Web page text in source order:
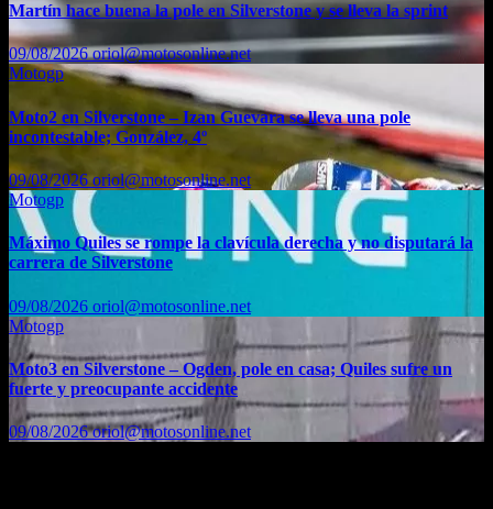
Martín hace buena la pole en Silverstone y se lleva la sprint
09/08/2026oriol@motosonline.net
Motogp
Moto2 en Silverstone – Izan Guevara se lleva una pole
incontestable; González, 4º
09/08/2026 oriol@motosonline.net
Motogp
Máximo Quiles se rompe la clavícula derecha y no disputará la
carrera de Silverstone
09/08/2026 oriol@motosonline.net
Motogp
Moto3 en Silverstone – Ogden, pole en casa; Quiles sufre un
fuerte y preocupante accidente
09/08/2026oriol@motosonline.net